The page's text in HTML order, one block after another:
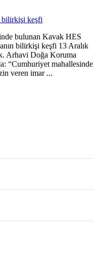
bulunan Kavak HES
bilirkişi keşfi 13 Aralık
Arhavi Doğa Koruma
“Cumhuriyet mahallesinde
veren imar ...